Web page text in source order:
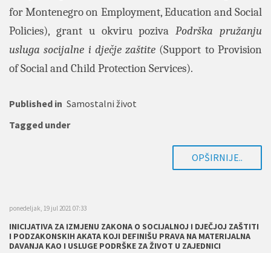
for Montenegro on Employment, Education and Social
Policies), grant u okviru pozivaPodrška pružanju
usluga socijalne i dječje zaštite (Support to Provision
of Social and Child Protection Services).
Published in Samostalni život
Tagged under
OPŠIRNIJE..
ponedeljak, 19 jul 2021 07:33
INICIJATIVA ZA IZMJENU ZAKONA O SOCIJALNOJ I DJEČJOJ ZAŠTITI
I PODZAKONSKIH AKATA KOJI DEFINIŠU PRAVA NA MATERIJALNA
DAVANJA KAO I USLUGE PODRŠKE ZA ŽIVOT U ZAJEDNICI